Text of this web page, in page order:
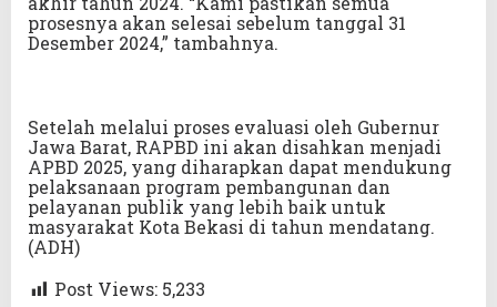
prosesnya akan selesai sebelum tanggal 31
Desember 2024,” tambahnya.
Setelah melalui proses evaluasi oleh Gubernur
Jawa Barat, RAPBD ini akan disahkan menjadi
APBD 2025, yang diharapkan dapat mendukung
pelaksanaan program pembangunan dan
pelayanan publik yang lebih baik untuk
masyarakat Kota Bekasi di tahun mendatang.
(ADH)
Post Views: 5,233